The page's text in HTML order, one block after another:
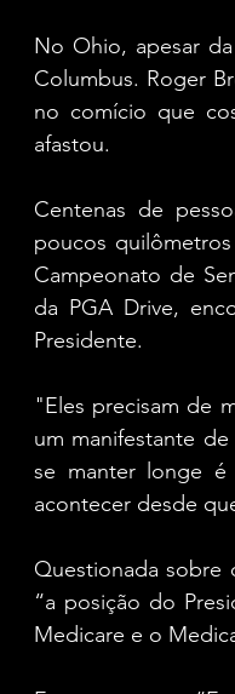
No Ohio, apesar
Columbus. Roger
no comício que
afastou.
Centenas de
poucos
Campeonato de
da PGA Drive,
Presidente.
"Eles precisam de
um manifestante
se manter longe
acontecer desde
Questionada sobre
“a posição do
Medicare e o